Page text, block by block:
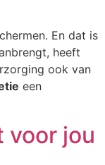
En dat is
heeft
ook van
een
voor jou